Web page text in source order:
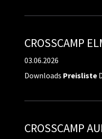
CROSSCAMP
03.06.2026
Downloads Preisliste
CROSSCAMP